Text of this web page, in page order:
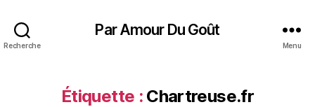
Recherche
Par Amour Du Goût
Menu
Étiquette : Chartreuse.fr